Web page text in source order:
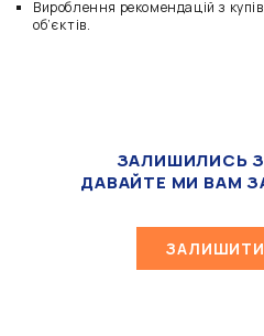
Вироблення рекомендацій з
об’єктів.
ЗАЛИШИЛИСЬ
ДАВАЙТЕ МИ ВАМ